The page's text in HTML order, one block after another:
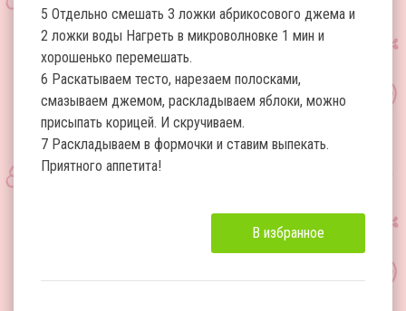
5 Отдельно смешать 3 ложки абрикосового джема и
2 ложки воды Нагреть в микроволновке 1 мин и
хорошенько перемешать.
6 Раскатываем тесто, нарезаем полосками,
смазываем джемом, раскладываем яблоки, можно
присыпать корицей. И скручиваем.
7 Раскладываем в формочки и ставим выпекать.
Приятного аппетита!
В избранное